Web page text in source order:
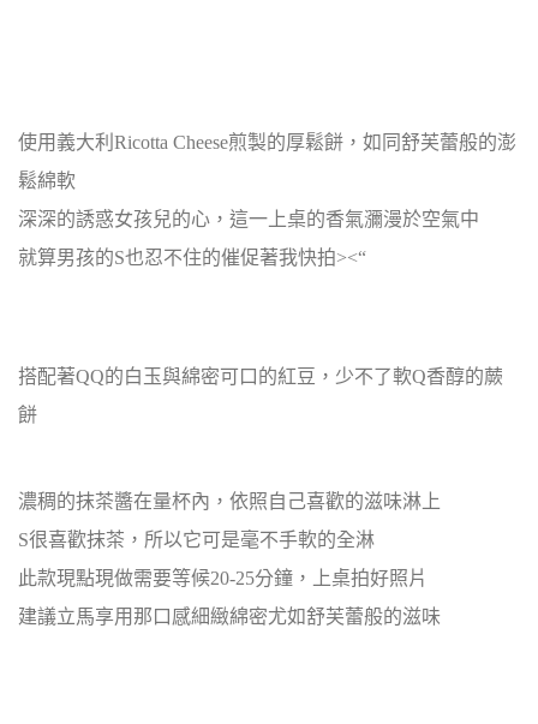
使用義大利Ricotta Cheese煎製的厚鬆餅，如同舒芙蕾般的澎
鬆綿軟
深深的誘惑女孩兒的心，這一上桌的香氣瀰漫於空氣中
就算男孩的S也忍不住的催促著我快拍><“
搭配著QQ的白玉與綿密可口的紅豆，少不了軟Q香醇的蕨
餅
濃稠的抹茶醬在量杯內，依照自己喜歡的滋味淋上
S很喜歡抹茶，所以它可是毫不手軟的全淋
此款現點現做需要等候20-25分鐘，上桌拍好照片
建議立馬享用那 口感細緻綿密尤如舒芙蕾般的滋味